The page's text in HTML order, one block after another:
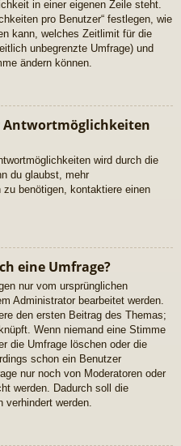
in einer eigenen Zeile steht.
pro Benutzer“ festlegen, wie
kann, welches Zeitlimit für die
unbegrenzte Umfrage) und
ändern können.
Antwortmöglichkeiten
wird durch die
du glaubst, mehr
benötigen, kontaktiere einen
eine Umfrage?
nur vom ursprünglichen
Administrator bearbeitet werden.
den ersten Beitrag des Themas;
Wenn niemand eine Stimme
die Umfrage löschen oder die
schon ein Benutzer
nur noch von Moderatoren oder
werden. Dadurch soll die
verhindert werden.